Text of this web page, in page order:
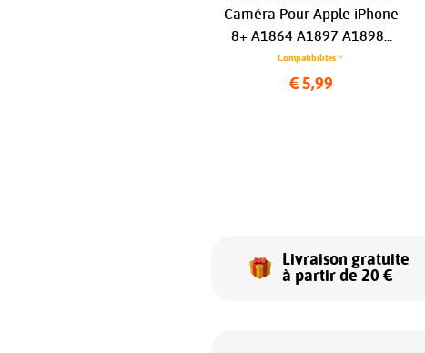
Caméra Pour Apple iPhone
8+ A1864 A1897 A1898...
Compatibilités
€ 5,99
Livraison gratuite
à partir de 20 €